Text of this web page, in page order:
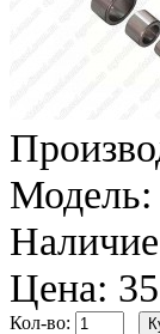
Модель:
Цена:
Кол-во: